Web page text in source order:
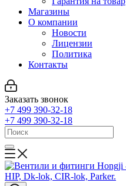
Магазины
О компании
Новости
Лицензии
Политика
Контакты
Заказать звонок
+7 499 390-32-18
+7 499 390-32-18